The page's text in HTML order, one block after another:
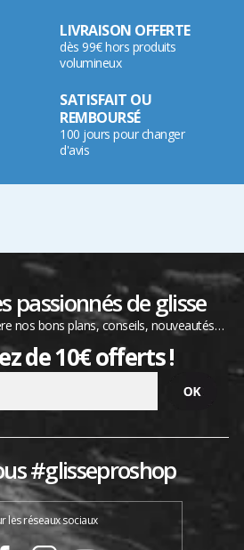
LIVRAISON OFFERTE
dès 99€ hors produits
volumineux
SATISFAIT OU
REMBOURSÉ
100 jours pour changer
d'avis
passionnés de glisse
nos bons plans, conseils, nouveautés…
de 10€ offerts !
#glisseproshop
les réseaux sociaux